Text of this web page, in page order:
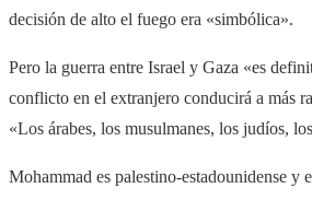
decisión de alto el fuego era «simbólica».
Pero la guerra entre Israel y Gaza «es
conflicto en el extranjero conducirá a más
«Los árabes, los musulmanes, los judíos,
Mohammad es palestino-estadounidense y